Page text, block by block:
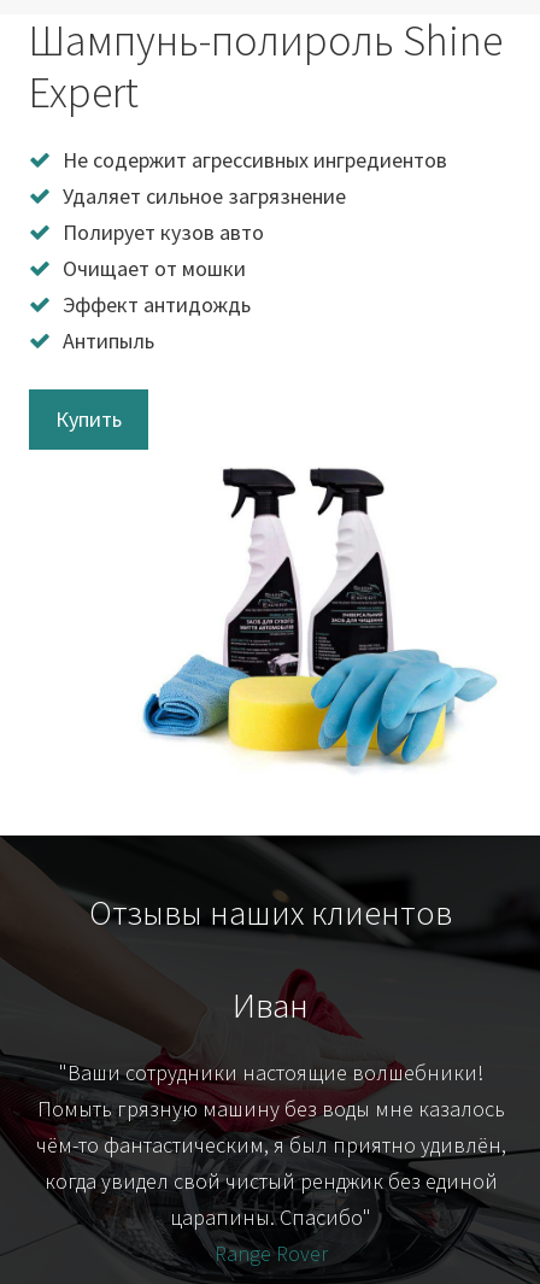
Шампунь-полироль Shine
Expert
Не содержит агрессивных ингредиентов
Удаляет сильное загрязнение
Полирует кузов авто
Очищает от мошки
Эффект антидождь
Антипыль
Купить
Отзывы наших клиентов
Иван
"Ваши сотрудники настоящие волшебники!
Помыть грязную машину без воды мне казалось
чём-то фантастическим, я был приятно удивлён,
когда увидел свой чистый ренджик без единой
царапины. Спасибо"
Range Rover